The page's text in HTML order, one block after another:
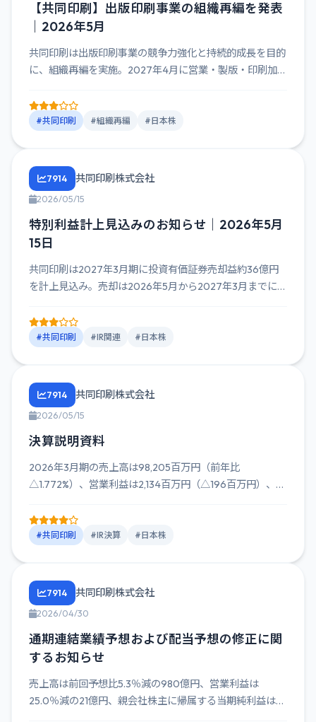
【共同印刷】出版印刷事業の組織再編を発表
｜2026年5月
共同印刷は出版印刷事業の競争力強化と持続的成長を目的
に、組織再編を実施。2027年4月に営業・製版・印刷加工
#共同印刷 #組織再編 #日本株
7914 共同印刷株式会社
2026/05/15
特別利益計上見込みのお知らせ｜2026年5月
15日
共同印刷は2027年3月期に投資有価証券売却益約36億円
を計上見込み。売却は2026年5月から2027年3月までに実
#共同印刷 #IR関連 #日本株
7914 共同印刷株式会社
2026/05/15
決算説明資料
2026年3月期の売上高は98,205百万円（前年比
△1.772%）、営業利益は2,134百万円（△196百万円）、純
#共同印刷 #IR決算 #日本株
7914 共同印刷株式会社
2026/04/30
通期連結業績予想および配当予想の修正に関
するお知らせ
売上高は前回予想比5.3％減の980億円、営業利益は
25.0％減の21億円、親会社株主に帰属する当期純利益は